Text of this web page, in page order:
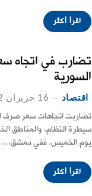
اقرأ أكثر
تضارب في اتجاه
السورية
اقتصاد -- 16 حزيران 2022
تضاربت اتجاهات سعر صرف
سيطرة النظام، والمناطق
يوم الخميس. ففي دمشق،...
اقرأ أكثر